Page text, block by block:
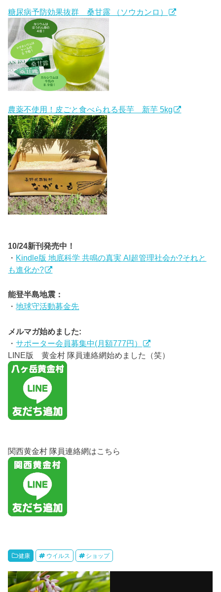
糖尿病予防効果抜群 桑甘露 （ソウカンロ）
農薬不使用！皮ごと食べられる長芋 新芋 5kg
10/24新刊発売中！
・ Kindle版 地底科学 共鳴の真実 AI超管理社会か?それと
も進化か?
能登半島地震：
・地球守活動募金先
メルマガ始めました:
・サポーター会員募集中(月額777円）
LINE版 黄金村 隊員連絡網始めました（笑）
関西黄金村 隊員連絡網はこちら
健康 ウイルス ショップ